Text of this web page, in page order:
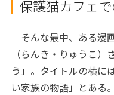
保護猫カフェ
そんな最中、ある漫
（らんき・りゅうこ
う」。タイトルの横に
い家族の物語」とある。